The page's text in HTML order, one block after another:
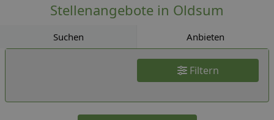
Stellenangebote in Oldsum
Suchen Anbieten
Filtern